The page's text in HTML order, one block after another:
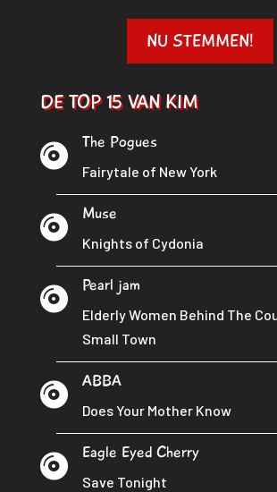
NU STEMMEN!
DE TOP 15 VAN KIM
 The Pogues
Fairytale of New York
 Muse
Knights of Cydonia
 Pearl jam
Elderly Women Behind The
Small Town
 ABBA
Does Your Mother Know
 Eagle Eyed Cherry
Save Tonight